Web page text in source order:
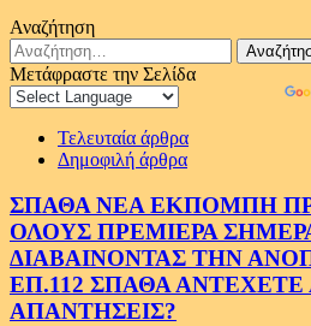
Αναζήτηση
Αναζήτηση
για:
Μετάφραστε την Σελίδα
Τελευταία άρθρα
Δημοφιλή άρθρα
ΣΠΑΘΑ ΝΕΑ ΕΚΠΟΜΠΗ
ΟΛΟΥΣ ΠΡΕΜΙΕΡΑ ΣΗΜΕΡΑ
ΔΙΑΒΑΙΝΟΝΤΑΣ ΤΗΝ
ΕΠ.112 ΣΠΑΘΑ ΑΝΤΕΧΕΤΕ
ΑΠΑΝΤΗΣΕΙΣ?